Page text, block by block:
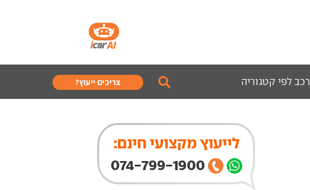
רכב לפי קטגוריה צריכים ייעוץ?
לייעוץ מקצועי חינם:
074-799-1900